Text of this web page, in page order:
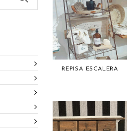
REPISA ESCALERA